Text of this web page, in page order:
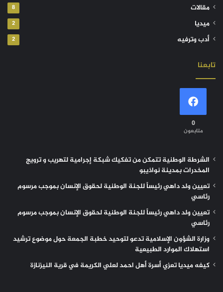
مقالات 8
ميديا 2
أدب وترفيه 2
تابعنا
0
متابعون
الشرطة الوطنية تتمكن من تفكيك شبكة إجرامية لتهريب و ترويج
المخدرات بمدينة نواذيبو
تعيين ولد داهي رئيساً للجنة الوطنية لحقوق الإنسان بموجب مرسوم
رئاسي
تعيين ولد داهي رئيساً للجنة الوطنية لحقوق الإنسان بموجب مرسوم
رئاسي
وزارة الشؤون الإسلامية تدعو لتوحيد خطبة الجمعة حول موضوع ترشيد
استهلاك الموارد الطبيعية
كيفه ميديا تعزي أسرة أهل احمد لعلي الكريمة في قرية النيزنازة